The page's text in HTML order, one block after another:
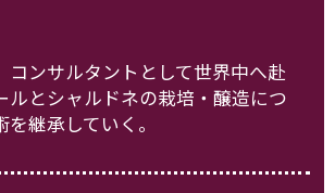
コンサルタントとして世界中へ赴
ルとシャルドネの栽培・醸造につ
継承していく。